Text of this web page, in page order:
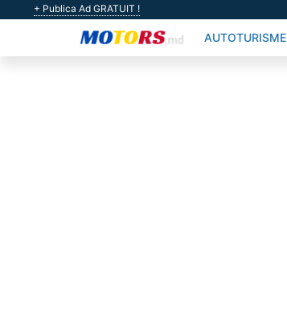
+ Publica Ad GRATUIT !
AUTOTURISME